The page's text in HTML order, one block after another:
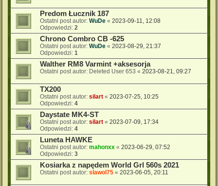
Predom Łucznik 187
Ostatni post autor: WuDe « 2023-09-11, 12:08
Odpowiedzi: 2
Chrono Combro CB -625
Ostatni post autor: WuDe « 2023-08-29, 21:37
Odpowiedzi: 1
Walther RM8 Varmint +aksesorja
Ostatni post autor: Deleted User 653 « 2023-08-21, 09:27
TX200
Ostatni post autor: silart « 2023-07-25, 10:25
Odpowiedzi: 4
Daystate MK4-ST
Ostatni post autor: silart « 2023-07-09, 17:34
Odpowiedzi: 4
Luneta HAWKE
Ostatni post autor: mahonxx « 2023-06-29, 07:52
Odpowiedzi: 3
Kosiarka z napędem World Grl 560s 2021
Ostatni post autor: slawol75 « 2023-06-05, 20:11